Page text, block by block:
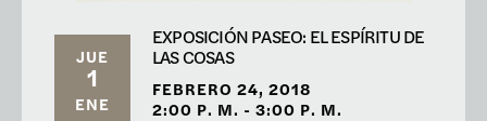
JUE
1
ENE
EXPOSICIÓN PASEO: EL ESPÍRITU DE
LAS COSAS
FEBRERO 24, 2018
2:00 P. M. - 3:00 P. M.